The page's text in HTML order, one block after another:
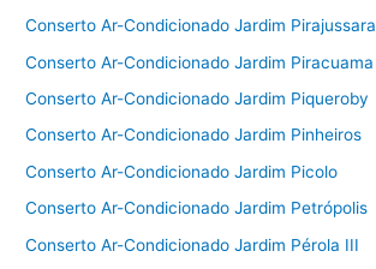
Conserto Ar-Condicionado Jardim Pirajussara
Conserto Ar-Condicionado Jardim Piracuama
Conserto Ar-Condicionado Jardim Piqueroby
Conserto Ar-Condicionado Jardim Pinheiros
Conserto Ar-Condicionado Jardim Picolo
Conserto Ar-Condicionado Jardim Petrópolis
Conserto Ar-Condicionado Jardim Pérola III